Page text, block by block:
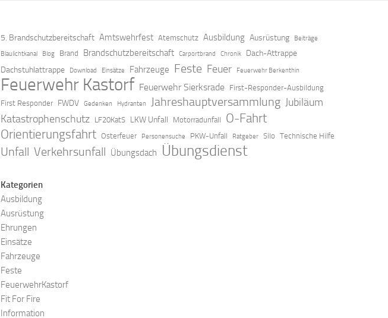
5. Brandschutzbereitschaft Amtswehrfest Atemschutz Ausbildung Ausrüstung
Beiträge
Blaulichtkanal
Blog Brand Brandschutzbereitschaft Carportbrand Chronik
Dach-Attrappe
Dachstuhlattrappe
Download Einsätze Fahrzeuge Feste Feuer Feuerwehr Berkenthin
Feuerwehr Kastorf Feuerwehr Sierksrade
First-Responder-Ausbildung
First Responder
FWDV Gedenken Hydranten Jahreshauptversammlung Jubiläum
Katastrophenschutz
LF20KatS LKW Unfall Motorradunfall
O-Fahrt
Orientierungsfahrt Osterfeuer Personensuche PKW-Unfall Ratgeber Silo Technische Hilfe
Unfall Verkehrsunfall Übungsdach Übungsdienst
Kategorien
Ausbildung
Ausrüstung
Ehrungen
Einsätze
Fahrzeuge
Feste
FeuerwehrKastorf
Fit For Fire
Information